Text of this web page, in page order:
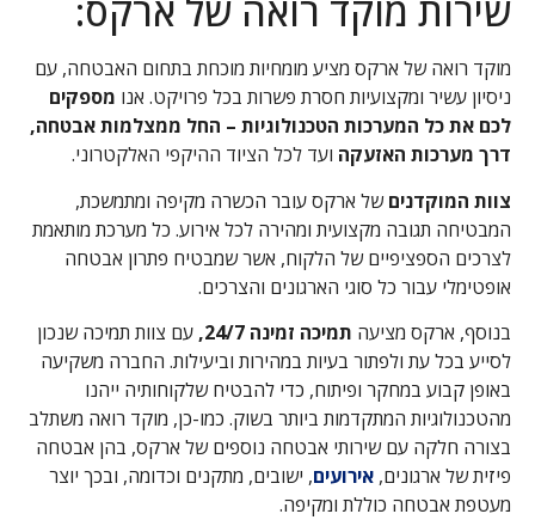
שירות מוקד רואה של ארקס:
מוקד רואה של ארקס מציע מומחיות מוכחת בתחום האבטחה, עם
ניסיון עשיר ומקצועיות חסרת פשרות בכל פרויקט. אנו מספקים
לכם את כל המערכות הטכנולוגיות – החל ממצלמות אבטחה,
דרך מערכות האזעקה ועד לכל הציוד ההיקפי האלקטרוני.
צוות המוקדניםשל ארקס עובר הכשרה מקיפה ומתמשכת,
המבטיחה תגובה מקצועית ומהירה לכל אירוע. כל מערכת מותאמת
לצרכים הספציפיים של הלקוח, אשר שמבטיח פתרון אבטחה
אופטימלי עבור כל סוגי הארגונים והצרכים.
בנוסף, ארקס מציעה תמיכה זמינה 24/7,
עם צוות תמיכה שנכון
לסייע בכל עת ולפתור בעיות במהירות וביעילות. החברה משקיעה
באופן קבוע במחקר ופיתוח, כדי להבטיח שלקוחותיה ייהנו
מהטכנולוגיות המתקדמות ביותר בשוק. כמו-כן, מוקד רואה משתלב
בצורה חלקה עם שירותי אבטחה נוספים של ארקס, בהן אבטחה
פיזית של ארגונים, אירועים, ישובים, מתקנים וכדומה, ובכך יוצר
מעטפת אבטחה כוללת ומקיפה.